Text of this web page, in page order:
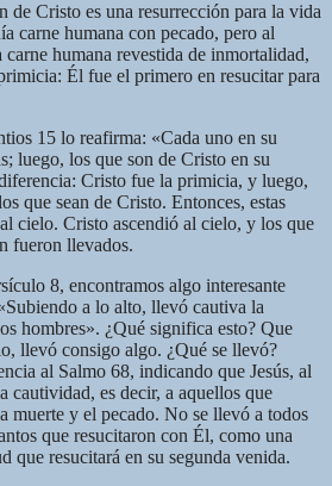
de Cristo es una resurrección para la vida
carne humana con pecado, pero al
humana revestida de inmortalidad,
Él fue el primero en resucitar para
15 lo reafirma: «Cada uno en su
luego, los que son de Cristo en su
Cristo fue la primicia, y luego,
que sean de Cristo. Entonces, estas
cielo. Cristo ascendió al cielo, y los que
fueron llevados.
8, encontramos algo interesante
a lo alto, llevó cautiva la
hombres». ¿Qué significa esto? Que
llevó consigo algo. ¿Qué se llevó?
al Salmo 68, indicando que Jesús, al
cautividad, es decir, a aquellos que
muerte y el pecado. No se llevó a todos
que resucitaron con Él, como una
que resucitará en su segunda venida.